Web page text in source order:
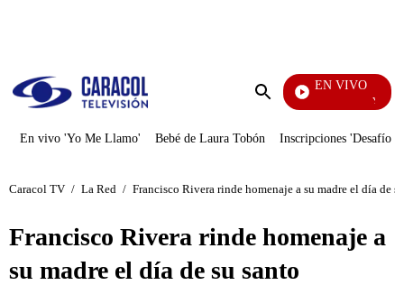
Enviar
EN VIVO
Yo Me
En vivo 'Yo Me Llamo' Bebé de Laura Tobón Inscripciones 'Desafío'
Caracol TV / La Red / Francisco Rivera rinde homenaje a su madre el día de
Francisco Rivera rinde homenaje a
su madre el día de su santo